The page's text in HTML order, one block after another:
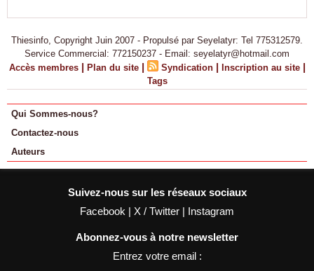
Thiesinfo, Copyright Juin 2007 - Propulsé par Seyelatyr: Tel 775312579.
Service Commercial: 772150237 - Email: seyelatyr@hotmail.com
Accès membres | Plan du site | Syndication | Inscription au site |
Tags
Qui Sommes-nous?
Contactez-nous
Auteurs
Suivez-nous sur les réseaux sociaux
Facebook | X / Twitter | Instagram
Abonnez-vous à notre newsletter
Entrez votre email :